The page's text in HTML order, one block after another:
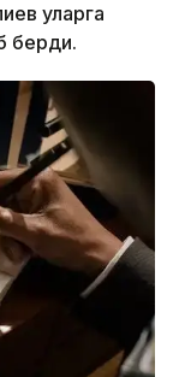
уларга
берди.